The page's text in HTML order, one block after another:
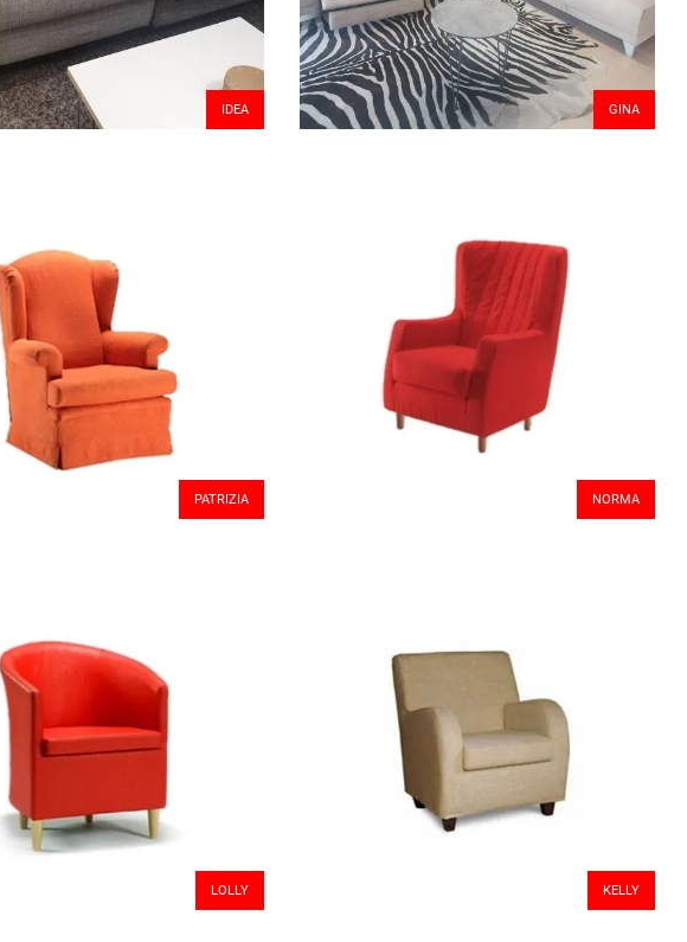
IDEA GINA
PATRIZIA NORMA
LOLLY KELLY